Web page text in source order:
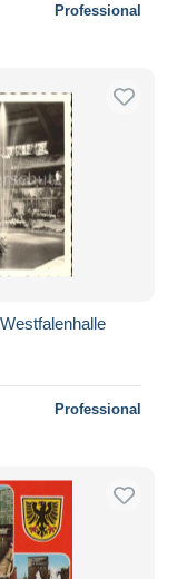
Professional
Professional